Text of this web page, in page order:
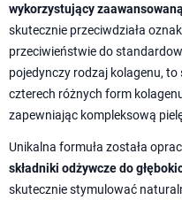
wykorzystujący
skutecznie przeciwdziała
przeciwieństwie do
pojedynczy rodzaj kolagenu,
czterech różnych form
zapewniając kompleksową
Unikalna formuła została
składniki odżywcze do
skutecznie stymulować